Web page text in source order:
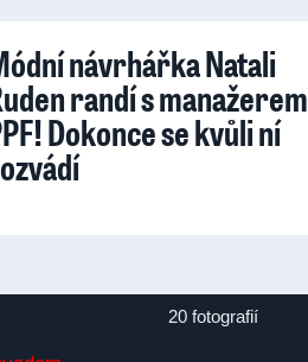
návrhářka Natali
randí s manažerem
Dokonce se kvůli ní
20 fotografií